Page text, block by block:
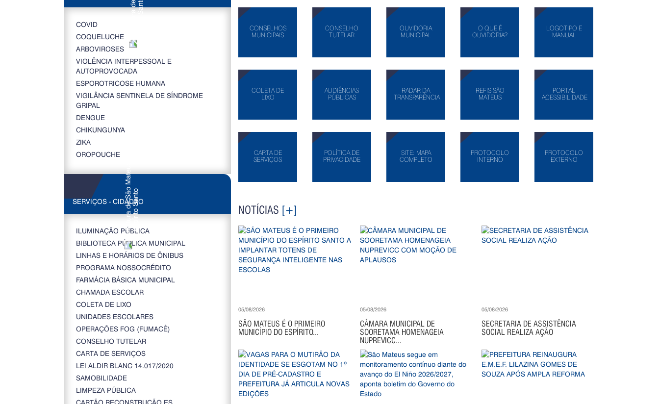
COVID
COQUELUCHE
ARBOVIROSES
VIOLÊNCIA INTERPESSOAL E
AUTOPROVOCADA
ESPOROTRICOSE HUMANA
VIGILÂNCIA SENTINELA DE SÍNDROME
GRIPAL
DENGUE
CHIKUNGUNYA
ZIKA
OROPOUCHE
SERVIÇOS - CIDADÃO
ILUMINAÇÃO PÚBLICA
BIBLIOTECA PÚBLICA MUNICIPAL
LINHAS E HORÁRIOS DE ÔNIBUS
PROGRAMA NOSSOCRÉDITO
FARMÁCIA BÁSICA MUNICIPAL
CHAMADA ESCOLAR
COLETA DE LIXO
UNIDADES ESCOLARES
OPERAÇÕES FOG (FUMACÊ)
CONSELHO TUTELAR
CARTA DE SERVIÇOS
LEI ALDIR BLANC 14.017/2020
SAMOBILIDADE
LIMPEZA PÚBLICA
CONSELHOS
MUNICIPAIS
CONSELHO
TUTELAR
OUVIDORIA
MUNICIPAL
O QUE É
OUVIDORIA?
LOGOTIPO E
MANUAL
COLETA DE
LIXO
AUDIÊNCIAS
PÚBLICAS
RADAR DA
TRANSPARÊNCIA
REFIS SÃO
MATEUS
PORTAL
ACESSIBILIDADE
CARTA DE
SERVIÇOS
POLÍTICA DE
PRIVACIDADE
SITE: MAPA
COMPLETO
PROTOCOLO
INTERNO
PROTOCOLO
EXTERNO
NOTÍCIAS [+]
05/08/2026
SÃO MATEUS É O PRIMEIRO
MUNICÍPIO DO ESPÍRITO...
05/08/2026
CÂMARA MUNICIPAL DE
SOORETAMA HOMENAGEIA
NUPREVICC...
05/08/2026
SECRETARIA DE ASSISTÊNCIA
SOCIAL REALIZA AÇÃO